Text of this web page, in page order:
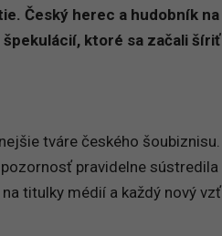
Český herec a hudobník na
ktoré sa začali šíriť
tváre českého
pravidelne sústredila
titulky médií a každý nový